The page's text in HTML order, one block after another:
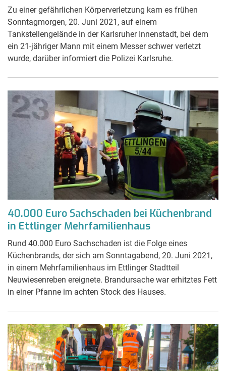
Zu einer gefährlichen Körperverletzung kam es frühen
Sonntagmorgen, 20. Juni 2021, auf einem
Tankstellengelände in der Karlsruher Innenstadt, bei dem
ein 21-jähriger Mann mit einem Messer schwer verletzt
wurde, darüber informiert die Polizei Karlsruhe.
40.000 Euro Sachschaden bei Küchenbrand
in Ettlinger Mehrfamilienhaus
Rund 40.000 Euro Sachschaden ist die Folge eines
Küchenbrands, der sich am Sonntagabend, 20. Juni 2021,
in einem Mehrfamilienhaus im Ettlinger Stadtteil
Neuwiesenreben ereignete. Brandursache war erhitztes Fett
in einer Pfanne im achten Stock des Hauses.